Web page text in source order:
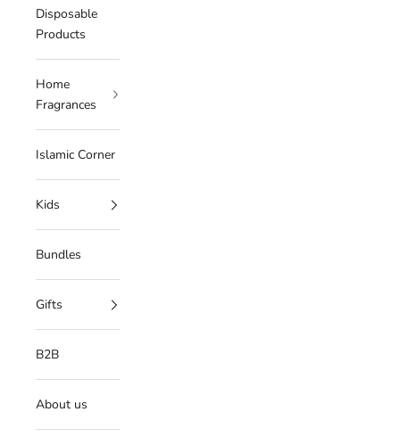
Disposable
Products
Home
Fragrances
Islamic Corner
Kids
Bundles
Gifts
B2B
About us